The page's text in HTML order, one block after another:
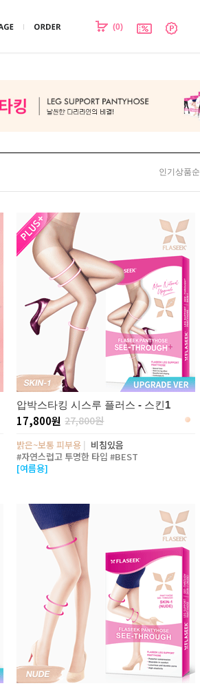
(0)
인기상품순
압박스타킹 시스루 플러스 - 스킨1
17,800원 27,800원
밝은~보통 피부용 | 비침있음
#자연스럽고 투명한 타입 #BEST
[여름용]